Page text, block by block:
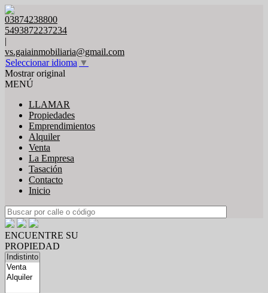
03874238800
5493872237234
|
vs.gaiainmobiliaria@gmail.com
Seleccionar idioma ▼
Mostrar original
MENÚ
LLAMAR
Propiedades
Emprendimientos
Alquiler
Venta
La Empresa
Tasación
Contacto
Inicio
ENCUENTRE SU
PROPIEDAD